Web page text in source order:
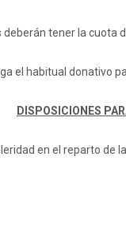
tener la cuota
el habitual donativo
DISPOSICIONES
en el reparto de